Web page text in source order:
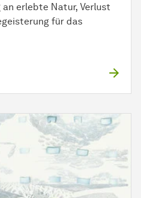
erlebte Natur, Verlust
für das